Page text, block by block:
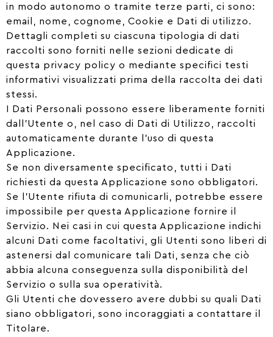
in modo autonomo o tramite terze parti, ci sono:
email, nome, cognome, Cookie e Dati di utilizzo.
Dettagli completi su ciascuna tipologia di dati
raccolti sono forniti nelle sezioni dedicate di
questa privacy policy o mediante specifici testi
informativi visualizzati prima della raccolta dei dati
stessi.
I Dati Personali possono essere liberamente forniti
dall’Utente o, nel caso di Dati di Utilizzo, raccolti
automaticamente durante l’uso di questa
Applicazione.
Se non diversamente specificato, tutti i Dati
richiesti da questa Applicazione sono obbligatori.
Se l’Utente rifiuta di comunicarli, potrebbe essere
impossibile per questa Applicazione fornire il
Servizio. Nei casi in cui questa Applicazione indichi
alcuni Dati come facoltativi, gli Utenti sono liberi di
astenersi dal comunicare tali Dati, senza che ciò
abbia alcuna conseguenza sulla disponibilità del
Servizio o sulla sua operatività.
Gli Utenti che dovessero avere dubbi su quali Dati
siano obbligatori, sono incoraggiati a contattare il
Titolare.